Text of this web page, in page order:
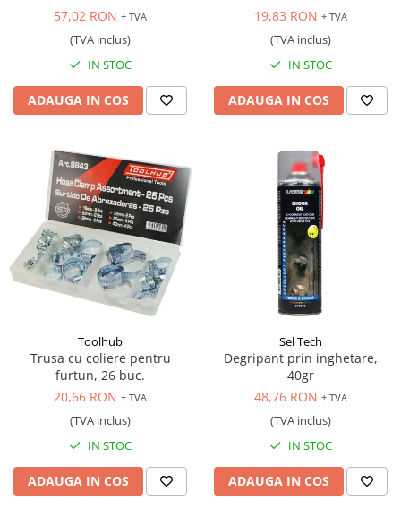
57,02 RON + TVA
(TVA inclus)
IN STOC
ADAUGA IN COS
19,83 RON + TVA
(TVA inclus)
IN STOC
ADAUGA IN COS
Toolhub
Trusa cu coliere pentru
furtun, 26 buc.
20,66 RON + TVA
(TVA inclus)
IN STOC
ADAUGA IN COS
Sel Tech
Degripant prin inghetare,
40gr
48,76 RON + TVA
(TVA inclus)
IN STOC
ADAUGA IN COS